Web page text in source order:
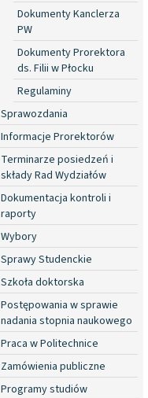
Dokumenty Kanclerza
PW
Dokumenty Prorektora
ds. Filii w Płocku
Regulaminy
Sprawozdania
Informacje Prorektorów
Terminarze posiedzeń i
składy Rad Wydziałów
Dokumentacja kontroli i
raporty
Wybory
Sprawy Studenckie
Szkoła doktorska
Postępowania w sprawie
nadania stopnia naukowego
Praca w Politechnice
Zamówienia publiczne
Programy studiów